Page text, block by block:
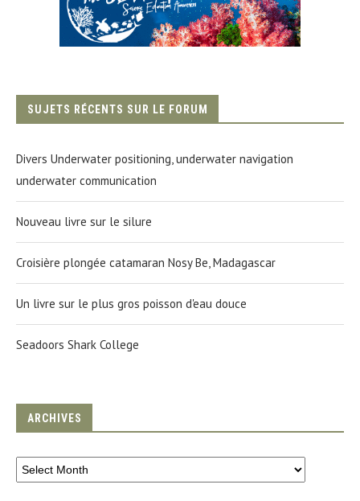
SUJETS RÉCENTS SUR LE FORUM
Divers Underwater positioning, underwater navigation
underwater communication
Nouveau livre sur le silure
Croisière plongée catamaran Nosy Be, Madagascar
Un livre sur le plus gros poisson d'eau douce
Seadoors Shark College
ARCHIVES